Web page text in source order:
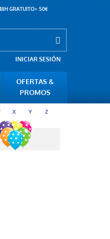
GRATUITO> 50€
INICIAR SESIÓN
OFERTAS &
PROMOS
X Y Z